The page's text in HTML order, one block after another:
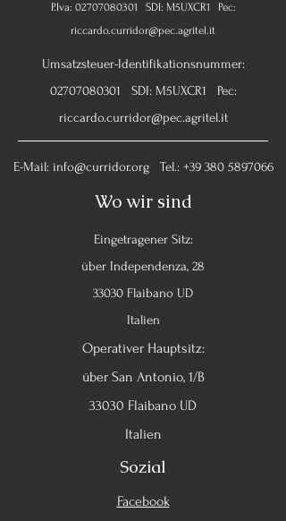
P.Iva: 02707080301 SDI: M5UXCR1 Pec:
riccardo.curridor@pec.agritel.it
Umsatzsteuer-Identifikationsnummer:
02707080301 SDI: M5UXCR1 Pec:
riccardo.curridor@pec.agritel.it
E-Mail: info@curridor.orgTel.: +39 380 5897066
Wo wir sind
Eingetragener Sitz:
über Independenza, 28
33030 Flaibano UD
Italien
Operativer Hauptsitz:
über San Antonio, 1/B
33030 Flaibano UD
Italien
Sozial
Facebook